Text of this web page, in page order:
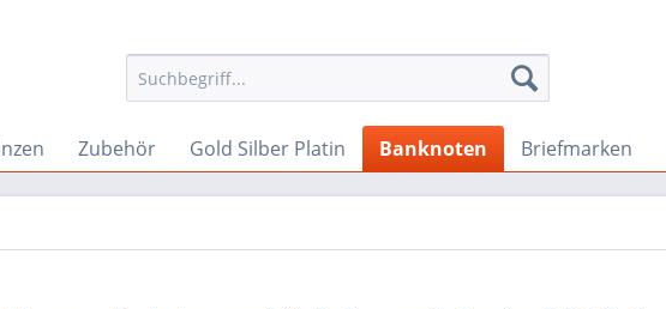
Zubehör Gold Silber Platin Banknoten Briefmarken